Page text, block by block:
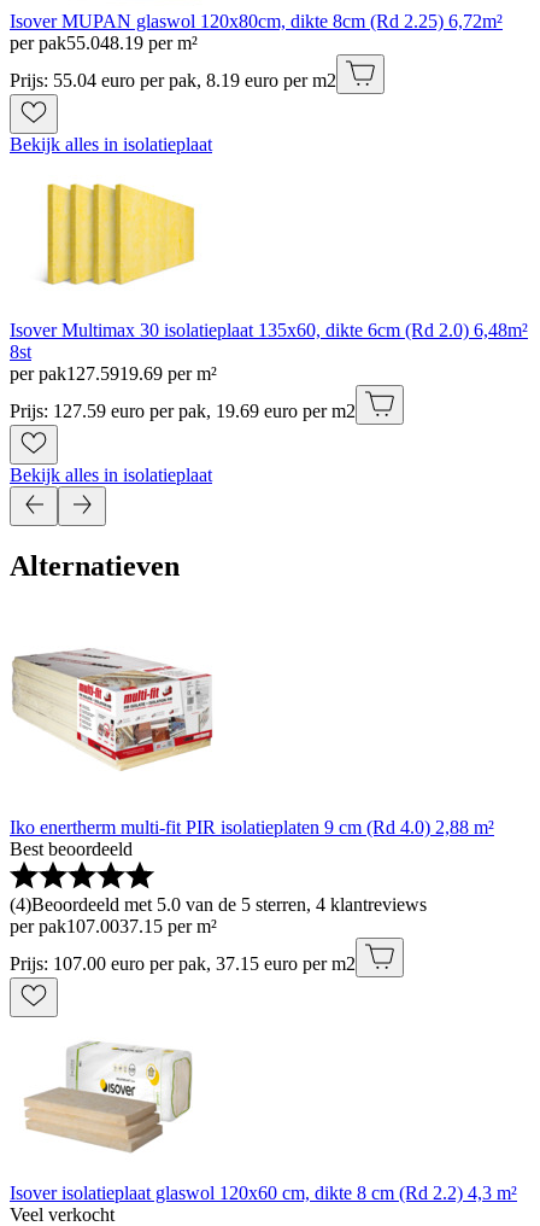
Isover MUPAN glaswol 120x80cm, dikte 8cm (Rd 2.25) 6,72m²
per pak55.048.19 per m²
Prijs: 55.04 euro per pak, 8.19 euro per m2
Bekijk alles in isolatieplaat
Isover Multimax 30 isolatieplaat 135x60, dikte 6cm (Rd 2.0) 6,48m²
8st
per pak127.5919.69 per m²
Prijs: 127.59 euro per pak, 19.69 euro per m2
Bekijk alles in isolatieplaat
Alternatieven
Iko enertherm multi-fit PIR isolatieplaten 9 cm (Rd 4.0) 2,88 m²
Best beoordeeld
(4)Beoordeeld met 5.0 van de 5 sterren, 4 klantreviews
per pak107.0037.15 per m²
Prijs: 107.00 euro per pak, 37.15 euro per m2
Isover isolatieplaat glaswol 120x60 cm, dikte 8 cm (Rd 2.2) 4,3 m²
Veel verkocht